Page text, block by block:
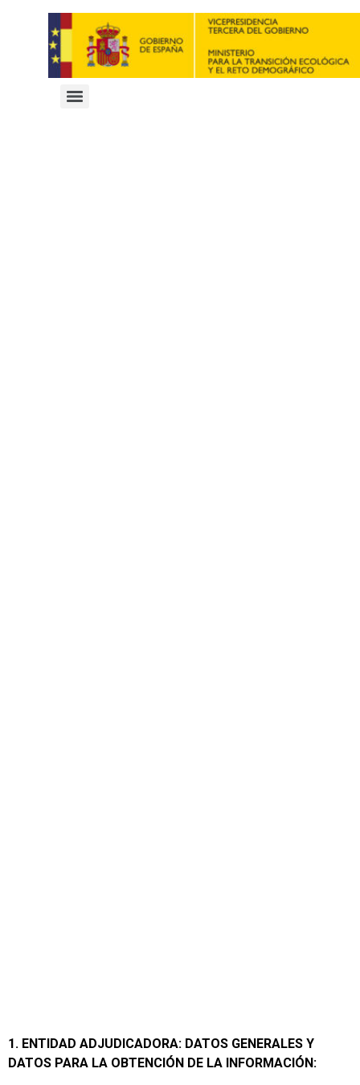
1. ENTIDAD ADJUDICADORA: DATOS GENERALES Y
DATOS PARA LA OBTENCIÓN DE LA INFORMACIÓN: